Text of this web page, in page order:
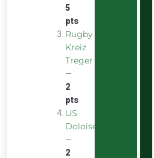
5
pts
Rugby
Kreiz
Treger
—
2
pts
US
Doloise
—
2